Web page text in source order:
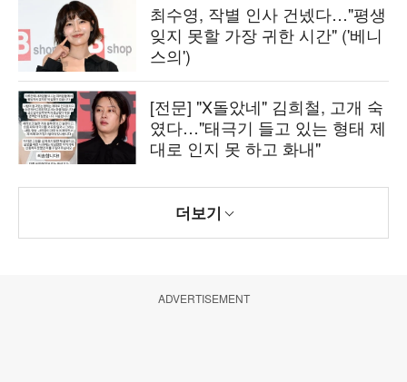
최수영, 작별 인사 건넸다…"평생
잊지 못할 가장 귀한 시간" ('베니
스의')
[전문] "X돌았네" 김희철, 고개 숙
였다…"태극기 들고 있는 형태 제
대로 인지 못 하고 화내"
더보기
ADVERTISEMENT